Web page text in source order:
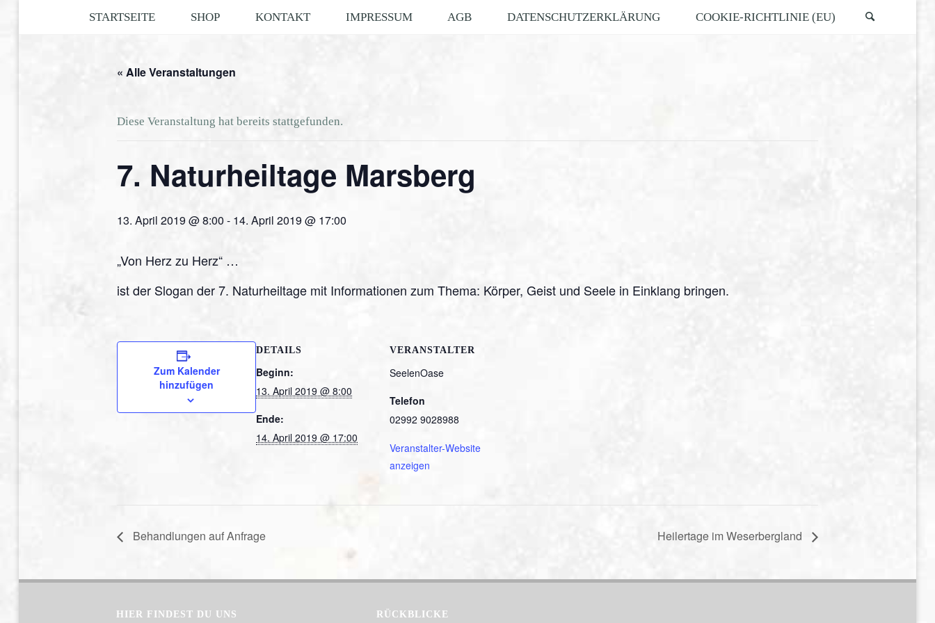
RainbowSTARTSEITE SHOP KONTAKT IMPRESSUM AGB DATENSCHUTZERKLÄRUNG COOKIE-RICHTLINIE (EU)
« Alle Veranstaltungen
Diese Veranstaltung hat bereits stattgefunden.
7. Naturheiltage Marsberg
13. April 2019 @ 8:00 - 14. April 2019 @ 17:00
„Von Herz zu Herz“ …
ist der Slogan der 7. Naturheiltage mit Informationen zum Thema: Körper, Geist und Seele in Einklang bringen.
Zum Kalender
hinzufügen
DETAILS
Beginn:
13. April 2019 @ 8:00
Ende:
14. April 2019 @ 17:00
VERANSTALTER
SeelenOase
Telefon
02992 9028988
Veranstalter-Website
anzeigen
Behandlungen auf Anfrage Heilertage im Weserbergland
HIER FINDEST DU UNS RÜCKBLICKE